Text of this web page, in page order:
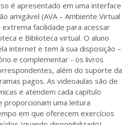
é apresentado em uma interface
amigável (AVA – Ambiente Virtual
facilidade para acessar
e Biblioteca virtual. O aluno
internet e tem à sua disposição –
e complementar - os livros
além do suporte da
pagos. As videoaulas são de
e atendem cada capítulo
uma leitura
em que oferecem exercícios